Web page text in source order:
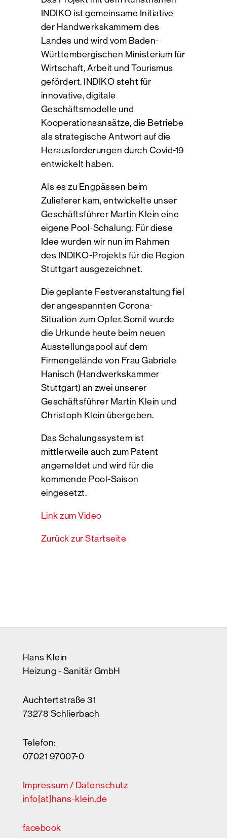
INDIKO ist gemeinsame Initiative
der Handwerkskammern des
Landes und wird vom Baden-
Württembergischen Ministerium für
Wirtschaft, Arbeit und Tourismus
gefördert. INDIKO steht für
innovative, digitale
Geschäftsmodelle und
Kooperationsansätze, die Betriebe
als strategische Antwort auf die
Herausforderungen durch Covid-19
entwickelt haben.
Als es zu Engpässen beim
Zulieferer kam, entwickelte unser
Geschäftsführer Martin Klein eine
eigene Pool-Schalung. Für diese
Idee wurden wir nun im Rahmen
des INDIKO-Projekts für die Region
Stuttgart ausgezeichnet.
Die geplante Festveranstaltung fiel
der angespannten Corona-
Situation zum Opfer. Somit wurde
die Urkunde heute beim neuen
Ausstellungspool auf dem
Firmengelände von Frau Gabriele
Hanisch (Handwerkskammer
Stuttgart) an zwei unserer
Geschäftsführer Martin Klein und
Christoph Klein übergeben.
Das Schalungssystem ist
mittlerweile auch zum Patent
angemeldet und wird für die
kommende Pool-Saison
eingesetzt.
Link zum Video
Zurück zur Startseite
Hans Klein
Heizung - Sanitär GmbH
Auchtertstraße 31
73278 Schlierbach
Telefon:
07021 97007-0
Impressum / Datenschutz
info[at]hans-klein.de
facebook